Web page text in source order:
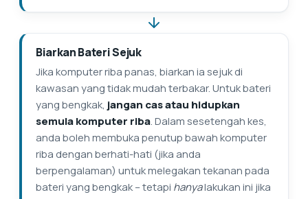
Biarkan Bateri Sejuk
Jika komputer riba panas, biarkan ia sejuk di
kawasan yang tidak mudah terbakar. Untuk bateri
yang bengkak, jangan cas atau hidupkan
semula komputer riba. Dalam sesetengah kes,
anda boleh membuka penutup bawah komputer
riba dengan berhati-hati (jika anda
berpengalaman) untuk melegakan tekanan pada
bateri yang bengkak – tetapi hanyalakukan ini jika